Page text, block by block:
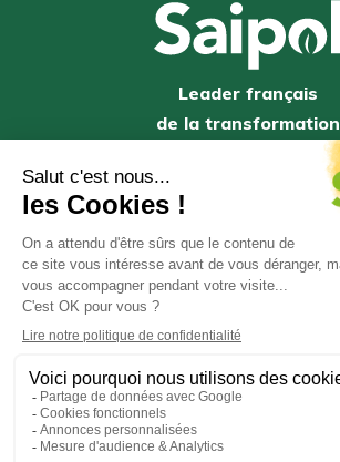
Leader français
de la transformation
© 2020-2026 Saipol
Gestion des cookies
Politique de confidentialité
l’Accessibilité (RGAA)
Contact